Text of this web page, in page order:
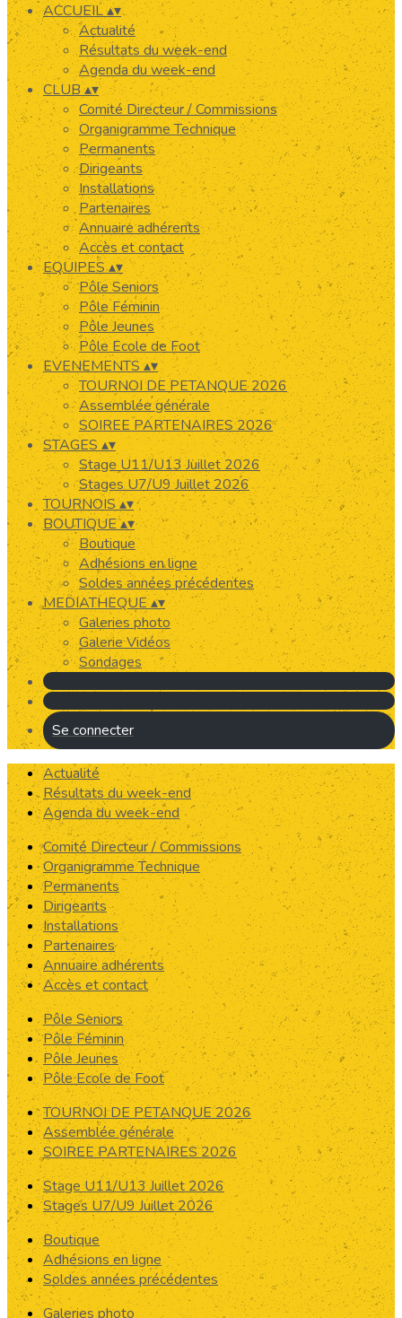
ACCUEIL▴▾
Actualité
Résultats du week-end
Agenda du week-end
CLUB▴▾
Comité Directeur / Commissions
Organigramme Technique
Permanents
Dirigeants
Installations
Partenaires
Annuaire adhérents
Accès et contact
EQUIPES▴▾
Pôle Seniors
Pôle Féminin
Pôle Jeunes
Pôle Ecole de Foot
EVENEMENTS▴▾
TOURNOI DE PETANQUE 2026
Assemblée générale
SOIREE PARTENAIRES 2026
STAGES ▴▾
Stage U11/U13 Juillet 2026
Stages U7/U9 Juillet 2026
TOURNOIS▴▾
BOUTIQUE▴▾
Boutique
Adhésions en ligne
Soldes années précédentes
MEDIATHEQUE▴▾
Galeries photo
Galerie Vidéos
Sondages
Se connecter
Actualité
Résultats du week-end
Agenda du week-end
Comité Directeur / Commissions
Organigramme Technique
Permanents
Dirigeants
Installations
Partenaires
Annuaire adhérents
Accès et contact
Pôle Seniors
Pôle Féminin
Pôle Jeunes
Pôle Ecole de Foot
TOURNOI DE PETANQUE 2026
Assemblée générale
SOIREE PARTENAIRES 2026
Stage U11/U13 Juillet 2026
Stages U7/U9 Juillet 2026
Boutique
Adhésions en ligne
Soldes années précédentes
Galeries photo